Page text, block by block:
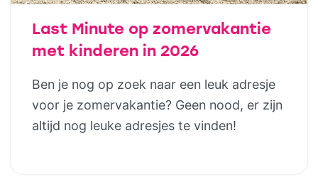
Last Minute op zomervakantie
met kinderen in 2026
Ben je nog op zoek naar een leuk adresje
voor je zomervakantie? Geen nood, er zijn
altijd nog leuke adresjes te vinden!